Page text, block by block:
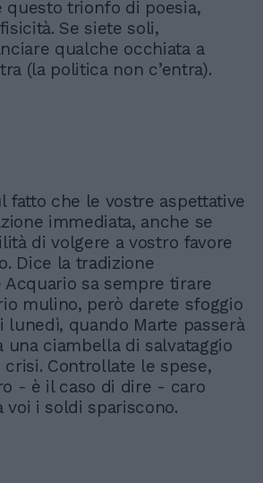
questo trionfo di poesia,
Se siete soli,
qualche occhiata a
(la politica non c’entra).
fatto che le vostre aspettative
immediata, anche se
di volgere a vostro favore
Dice la tradizione
sa sempre tirare
mulino, però darete sfoggio
lunedì, quando Marte passerà
una ciambella di salvataggio
Controllate le spese,
- è il caso di dire - caro
voi i soldi spariscono.